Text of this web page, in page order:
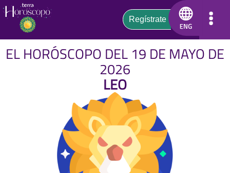
EL HORÓSCOPO DEL 19 DE MAYO DE
2026
LEO